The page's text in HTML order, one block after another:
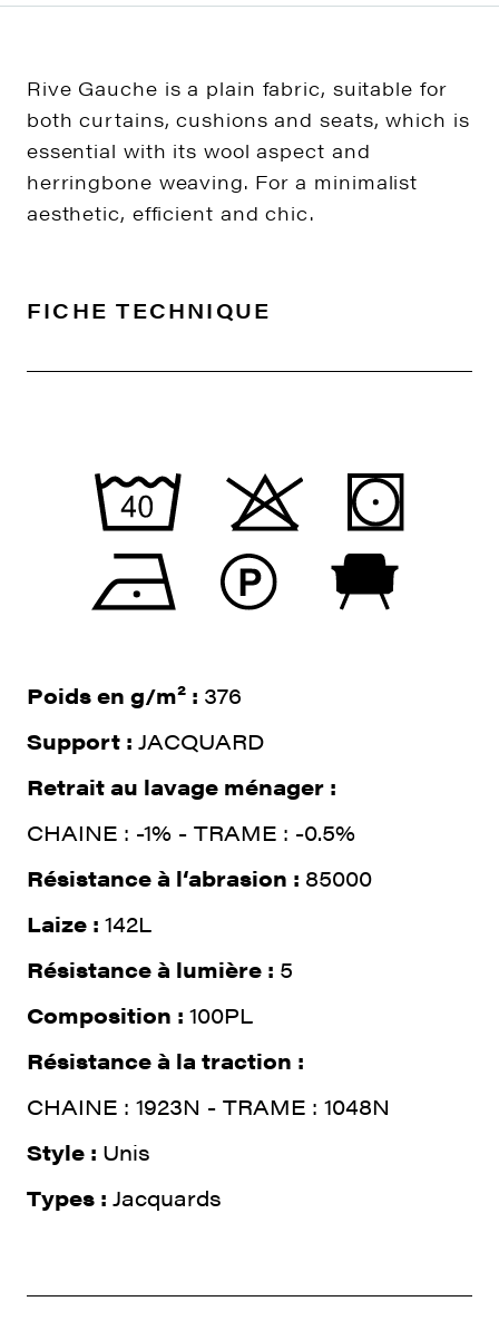
Rive Gauche is a plain fabric, suitable for
both curtains, cushions and seats, which is
essential with its wool aspect and
herringbone weaving. For a minimalist
aesthetic, efficient and chic.
FICHE TECHNIQUE
Poids en g/m² : 376
Support : JACQUARD
Retrait au lavage ménager :
CHAINE : -1% - TRAME : -0.5%
Résistance à l‘abrasion : 85000
Laize : 142L
Résistance à lumière : 5
Composition : 100PL
Résistance à la traction :
CHAINE : 1923N - TRAME : 1048N
Style : Unis
Types : Jacquards